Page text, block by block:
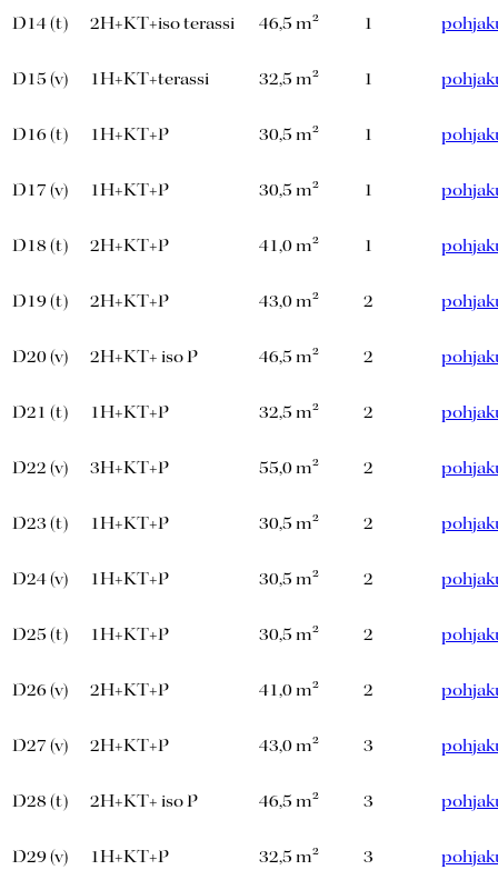
D14 (t) 2H+KT+iso terassi 46,5 m² 1
D15 (v) 1H+KT+terassi 32,5 m² 1
D16 (t) 1H+KT+P 30,5 m² 1
D17 (v) 1H+KT+P 30,5 m² 1
D18 (t) 2H+KT+P 41,0 m² 1
D19 (t) 2H+KT+P 43,0 m² 2
D20 (v) 2H+KT+ iso P 46,5 m² 2
D21 (t) 1H+KT+P 32,5 m² 2
D22 (v) 3H+KT+P 55,0 m² 2
D23 (t) 1H+KT+P 30,5 m² 2
D24 (v) 1H+KT+P 30,5 m² 2
D25 (t) 1H+KT+P 30,5 m² 2
D26 (v) 2H+KT+P 41,0 m² 2
D27 (v) 2H+KT+P 43,0 m² 3
D28 (t) 2H+KT+ iso P 46,5 m² 3
D29 (v) 1H+KT+P 32,5 m² 3